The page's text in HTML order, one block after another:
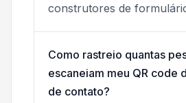
construtores de
Como rastreio quantas
escaneiam meu QR code
de contato?